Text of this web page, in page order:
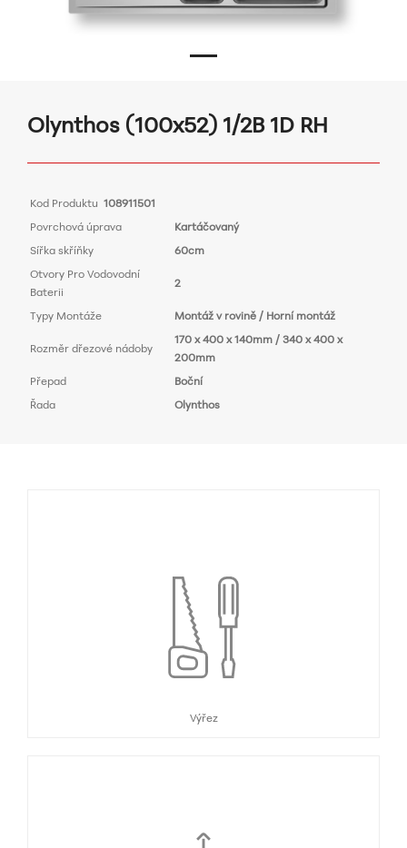
Olynthos (100x52) 1/2B 1D RH
Kod Produktu 108911501
Povrchová úprava
Kartáčovaný
Sířka skříňky
60cm
Otvory Pro Vodovodní
Baterii
2
Typy Montáže Montáž v rovině / Horní montáž
Rozměr dřezové nádoby
170 x 400 x 140mm / 340 x 400 x
200mm
Přepad
Boční
Řada
Olynthos
Výřez